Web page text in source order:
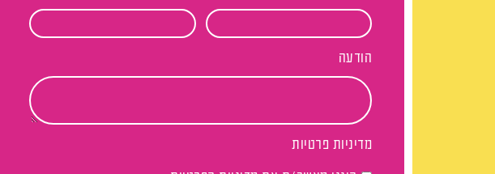
הודעה
מדיניות פרטיות